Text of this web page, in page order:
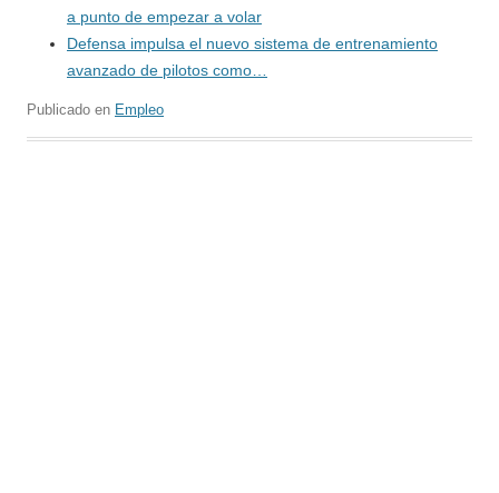
a punto de empezar a volar
Defensa impulsa el nuevo sistema de entrenamiento
avanzado de pilotos como…
Publicado en Empleo